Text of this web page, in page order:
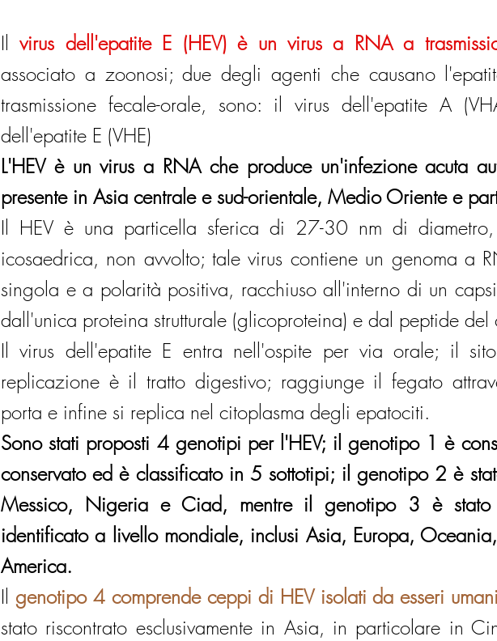
Il virus dell'epatite E (HEV) è un virus a RNA a
associato a zoonosi; due degli agenti che causano
trasmissione fecale-orale, sono: il virus dell'epatite A
dell'epatite E (VHE)
L'HEV è un virus a RNA che produce un'infezione acuta
presente in Asia centrale e sud-orientale, Medio Oriente e
Il HEV è una particella sferica di 27-30 nm di diametro,
icosaedrica, non avvolto; tale virus contiene un genoma a
singola e a polarità positiva, racchiuso all'interno di un
dall'unica proteina strutturale (glicoproteina) e dal peptide del
Il virus dell'epatite E entra nell'ospite per via orale; il
replicazione è il tratto digestivo; raggiunge il fegato
porta e infine si replica nel citoplasma degli epatociti.
Sono stati proposti 4 genotipi per l'HEV; il genotipo 1 è
conservato ed è classificato in 5 sottotipi; il genotipo 2 è
Messico, Nigeria e Ciad, mentre il genotipo 3 è stato
identificato a livello mondiale, inclusi Asia, Europa,
America.
Il genotipo 4 comprende ceppi di HEV isolati da esseri
stato riscontrato esclusivamente in Asia, in particolare in